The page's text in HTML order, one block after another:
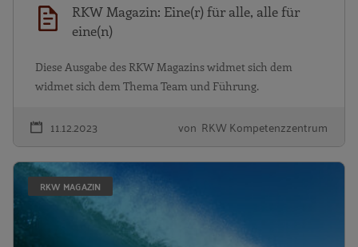
RKW Magazin: Eine(r) für alle, alle für
eine(n)
Diese Ausgabe des RKW Magazins widmet sich dem
widmet sich dem Thema Team und Führung.
11.12.2023 von RKW Kompetenzzentrum
RKW MAGAZIN